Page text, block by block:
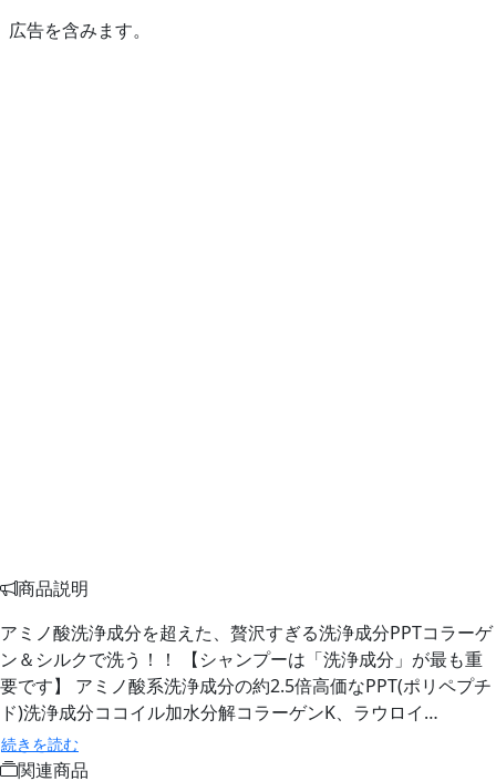
広告を含みます。
商品説明
アミノ酸洗浄成分を超えた、贅沢すぎる洗浄成分PPTコラーゲ
ン＆シルクで洗う！！ 【シャンプーは「洗浄成分」が最も重
要です】 アミノ酸系洗浄成分の約2.5倍高価なPPT(ポリペプチ
ド)洗浄成分ココイル加水分解コラーゲンK、ラウロイ…
続きを読む
関連商品